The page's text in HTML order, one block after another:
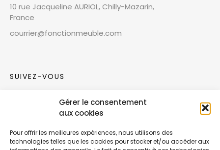
Gérer le consentement
aux cookies
Pour offrir les meilleures expériences, nous utilisons des
technologies telles que les cookies pour stocker et/ou accéder aux
10 rue Jacqueline AURIOL, Chilly-Mazarin,
France
courrier@fonctionmeuble.com
SUIVEZ-VOUS
Rejoignez notre communauté sur les réseaux
Nouvelles collections, vie de l’équipe ou